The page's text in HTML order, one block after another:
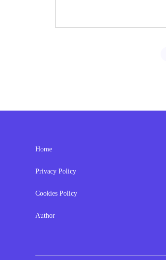
Home
Privacy Policy
Cookies Policy
Author